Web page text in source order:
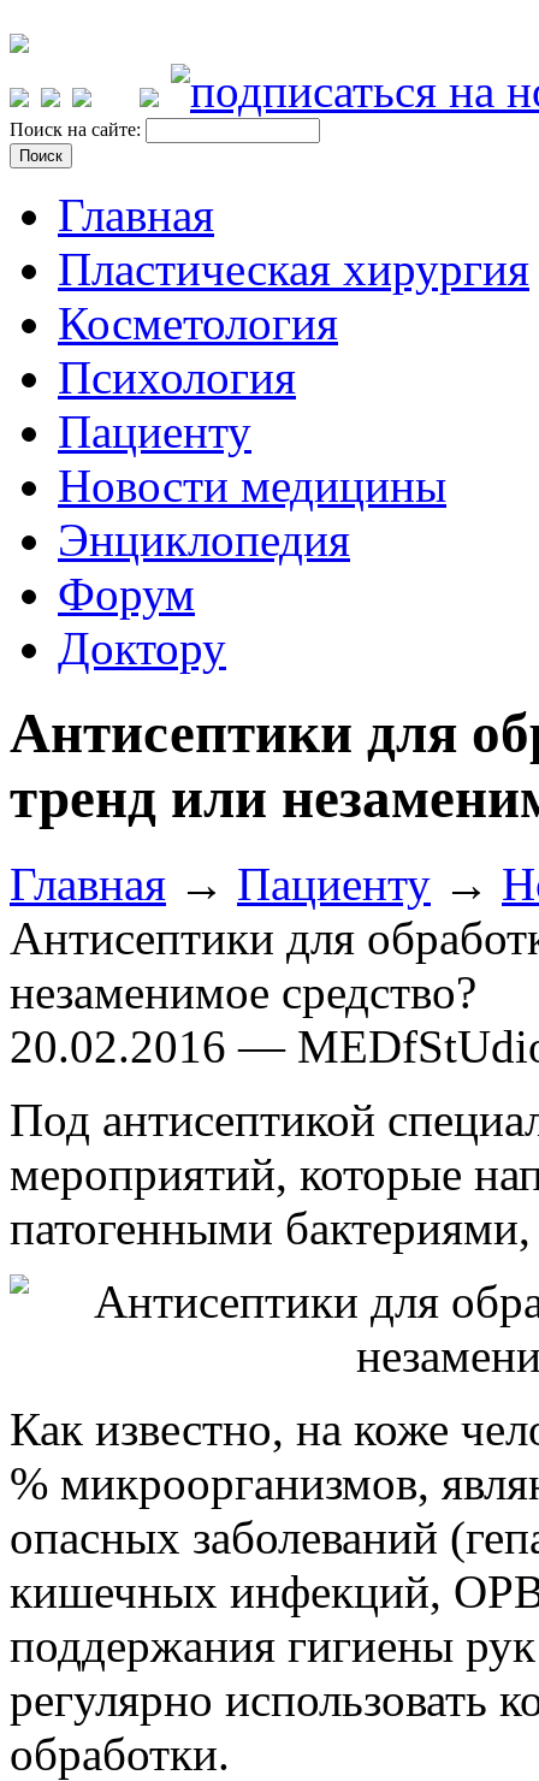
Поиск на сайте:
Главная
Пластическая хирургия
Косметология
Психология
Пациенту
Новости медицины
Энциклопедия
Форум
Доктору
Антисептики для
тренд или
Главная → Пациенту →
Антисептики для
незаменимое средство?
20.02.2016 —
Под антисептикой
мероприятий, которые
патогенными
Как известно, на коже
% микроорганизмов,
опасных заболеваний
кишечных инфекций,
поддержания гигиены
регулярно использовать
обработки.